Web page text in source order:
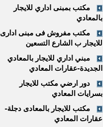
مكتب بمبنى اداري للايجار
بالمعادي
مكتب مفروش فى مبنى ادارى
للايجار ب الشارع التسعين
مبني اداري للايجار بالمعادي
الجديدة-عقارات المعادي
دور ارضي مكتب للايجار
بسرايات المعادي
مكتب للايجار بالمعادى دجلة-
عقارات المعادي